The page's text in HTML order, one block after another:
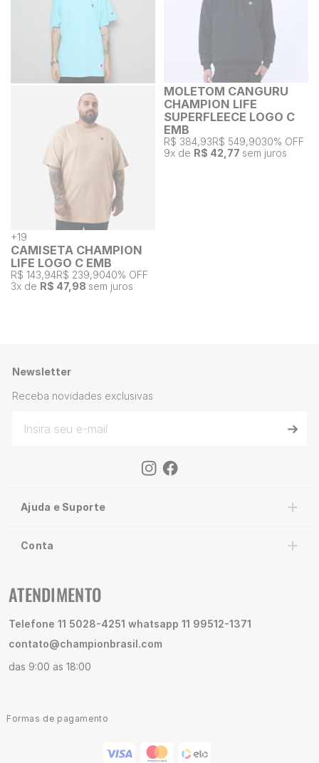
+19
CAMISETA CHAMPION
LIFE LOGO C EMB
R$ 143,94R$ 239,9040% OFF
3x de R$ 47,98 sem juros
MOLETOM CANGURU
CHAMPION LIFE
SUPERFLEECE LOGO C
EMB
R$ 384,93R$ 549,9030% OFF
9x de R$ 42,77 sem juros
Newsletter
Receba novidades exclusivas
Ajuda e Suporte
Conta
ATENDIMENTO
Telefone 11 5028-4251 whatsapp 11 99512-1371
contato@championbrasil.com
das 9:00 as 18:00
Formas de pagamento